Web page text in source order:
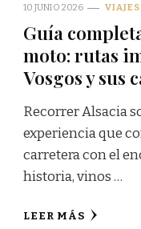
10 JUNIO 2026 VIAJES
Guía
moto: rutas
Vosgos y sus
Recorrer Alsacia
experiencia que
carretera con el
historia, vinos …
LEER MÁS